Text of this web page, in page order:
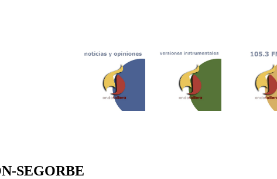
SEGORBE